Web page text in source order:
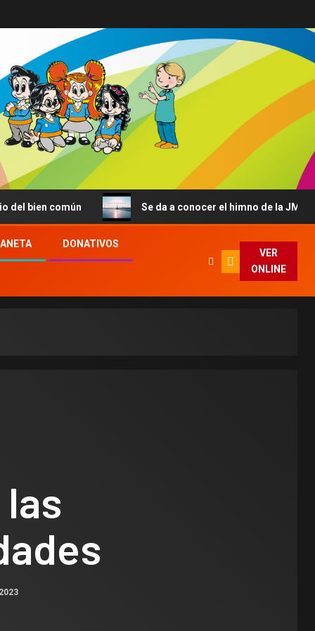
Se da a conocer el himno de la JMJ de Seúl:
DONATIVOS
VER
ONLINE